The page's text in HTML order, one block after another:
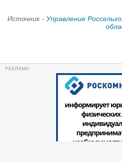
Источник - Управление